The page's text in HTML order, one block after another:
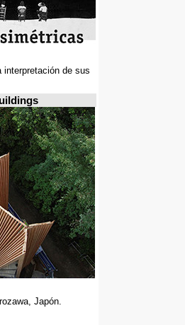
interpretación de sus
Japón.